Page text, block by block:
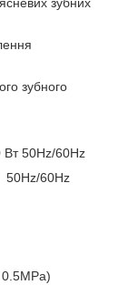
зубних
зубного
50Hz/60Hz
60Hz